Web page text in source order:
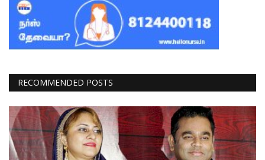
RECOMMENDED POSTS